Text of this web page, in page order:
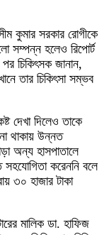
কুমার সরকার রোগীকে
সম্পন্ন হলেও রিপোর্ট
পর চিকিৎসক জানান,
তার চিকিৎসা সম্ভব
দেখা দিলেও তাকে
থাকায় উন্নত
অন্য হাসপাতালে
সহযোগিতা করেননি বলে
৩০ হাজার টাকা
মালিক ডা. হাফিজ